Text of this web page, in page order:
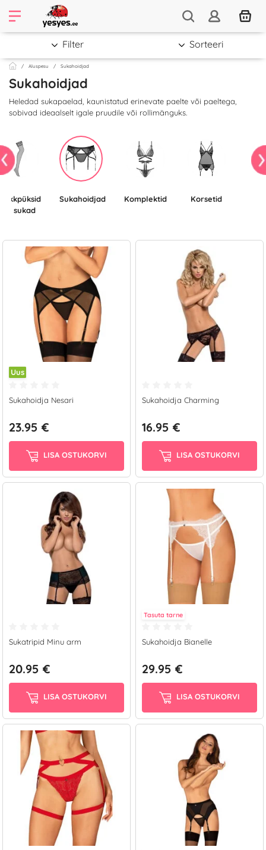
Aluspesu Sukahoidjad
Filter Sorteeri
Sukahoidjad
Heledad sukapaelad, kaunistatud erinevate paelte või paeltega,
sobivad ideaalselt igale pruudile või rollimänguks.
ja sukad
Sukahoidjad komplektid Korsetid
Uus
Sukahoidja Nesari
23.95 €
LISA OSTUKORVI
Sukahoidja Charming
16.95 €
LISA OSTUKORVI
Sukatripid Minu arm
20.95 €
LISA OSTUKORVI
Tasuta tarne
Sukahoidja Bianelle
29.95 €
LISA OSTUKORVI